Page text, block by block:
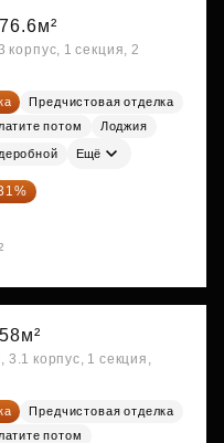
76.6м²
1 секция, 2
Предчистовая отделка
потом
Лоджия
Ещё
58м²
корпус, 1 секция,
Предчистовая отделка
потом